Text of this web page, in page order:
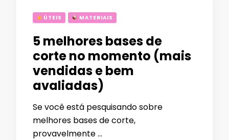
ÚTEIS MATERIAIS
5 melhores bases de
corte no momento (mais
vendidas e bem
avaliadas)
Se você está pesquisando sobre
melhores bases de corte,
provavelmente …